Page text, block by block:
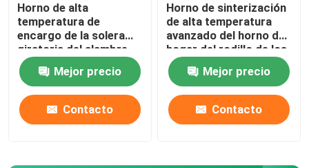
horno de la lanzadera
horno de túnel
horno de caja de la atmósfera
Horno de alta
temperatura de
encargo de la solera
giratoria del alambre
de resistencia para los
materiales de la batería
de litio que sinterizan
Mejor precio
Contacto
Horno de sinterización
de alta temperatura
avanzado del horno de
hogar del rodillo de los
materiales de cerámica
Mejor precio
Contacto